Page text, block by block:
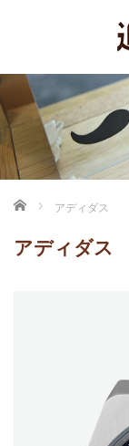
ホーム アディダス
アディダス